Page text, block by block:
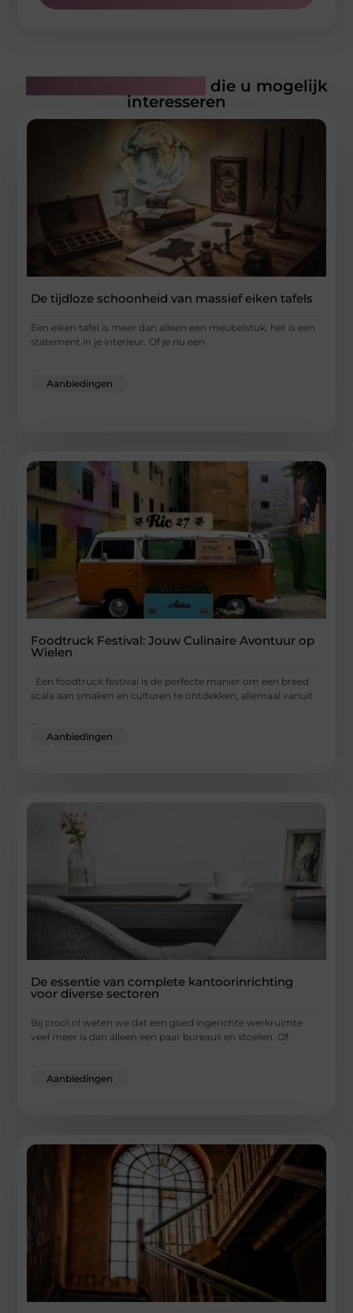
die u mogelijk
interesseren
De tijdloze schoonheid van massief eiken tafels
Een eiken tafel is meer dan alleen een meubelstuk; het is een
statement in je interieur. Of je nu een
Aanbiedingen
Foodtruck Festival: Jouw Culinaire Avontuur op
Wielen
Een foodtruck festival is de perfecte manier om een breed
scala aan smaken en culturen te ontdekken, allemaal vanuit
...
Aanbiedingen
De essentie van complete kantoorinrichting
voor diverse sectoren
Bij crool.nl weten we dat een goed ingerichte werkruimte
veel meer is dan alleen een paar bureaus en stoelen. Of
Aanbiedingen